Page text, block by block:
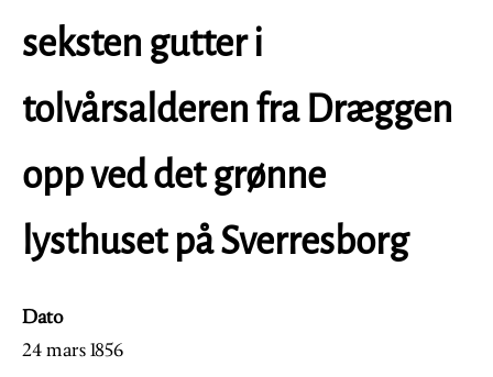
seksten gutter i
tolvårsalderen fra Dræggen
opp ved det grønne
lysthuset på Sverresborg
Dato
24 mars 1856